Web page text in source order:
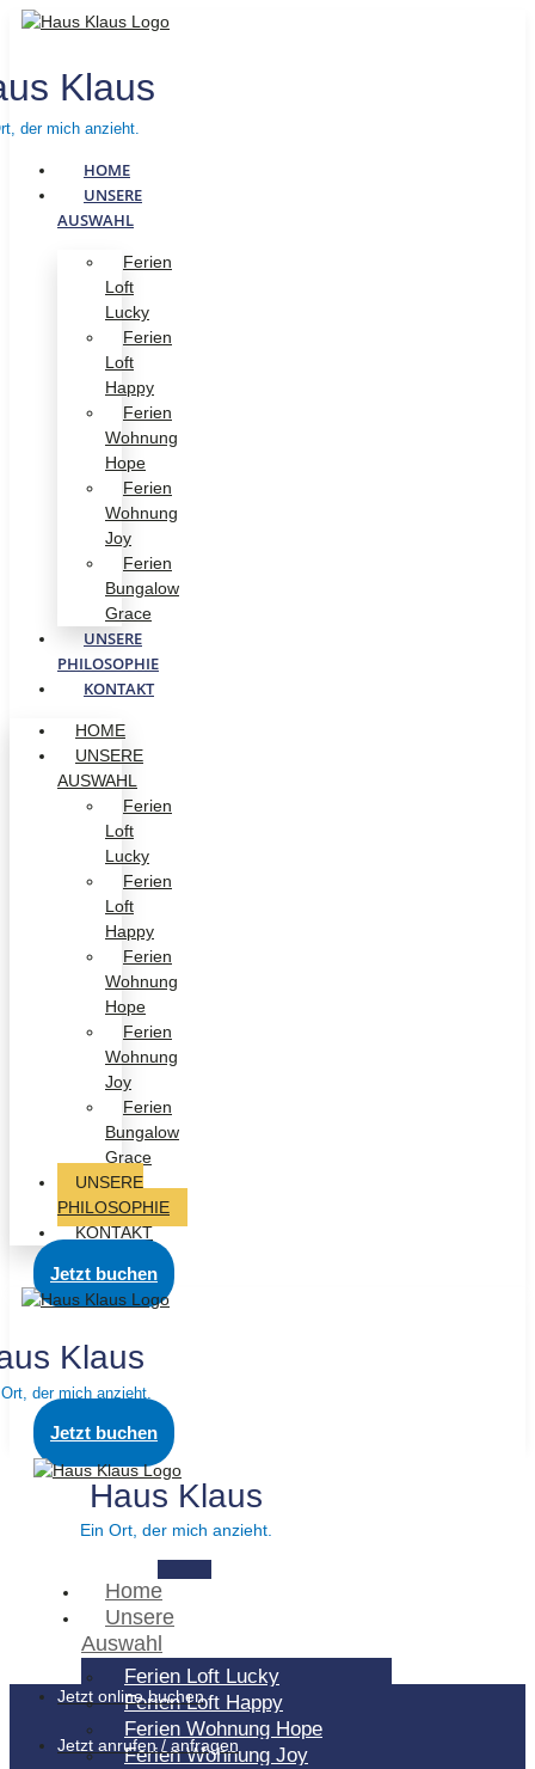
Klaus
der mich anzieht.
HOME
UNSERE
AUSWAHL
Ferien
Loft
Lucky
Ferien
Loft
Happy
Ferien
Wohnung
Hope
Ferien
Wohnung
Joy
Ferien
Bungalow
Grace
UNSERE
PHILOSOPHIE
KONTAKT
HOME
UNSERE
AUSWAHL
Ferien
Loft
Lucky
Ferien
Loft
Happy
Ferien
Wohnung
Hope
Ferien
Wohnung
Joy
Ferien
Bungalow
Grace
UNSERE
PHILOSOPHIE
KONTAKT
Jetzt buchen
Klaus
der mich anzieht.
Jetzt buchen
Haus Klaus
Ein Ort, der mich anzieht.
Home
Unsere
Auswahl
Ferien Loft Lucky
Ferien Loft Happy
Ferien Wohnung Hope
Ferien Wohnung Joy
Jetzt online buchen
Jetzt anrufen / anfragen